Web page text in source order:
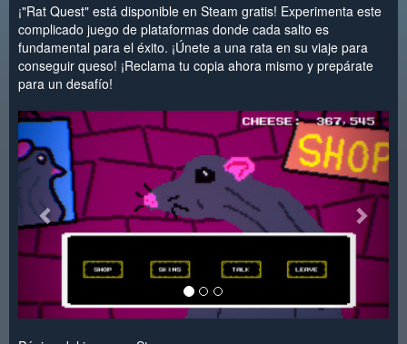
¡"Rat Quest" está disponible en Steam gratis! Experimenta este
complicado juego de plataformas donde cada salto es
fundamental para el éxito. ¡Únete a una rata en su viaje para
conseguir queso! ¡Reclama tu copia ahora mismo y prepárate
para un desafío!
< >